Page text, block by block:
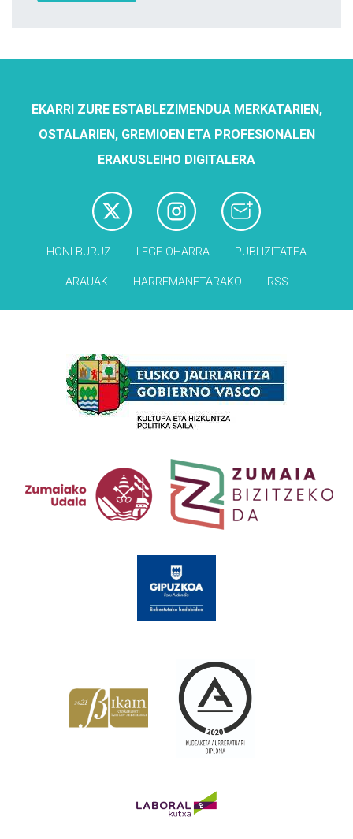
EKARRI ZURE ESTABLEZIMENDUA MERKATARIEN,
OSTALARIEN, GREMIOEN ETA PROFESIONALEN
ERAKUSLEIHO DIGITALERA
HONI BURUZ LEGE OHARRA PUBLIZITATEA
ARAUAK HARREMANETARAKO RSS